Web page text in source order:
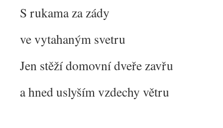
S rukama za zády
ve vytahaným svetru
Jen stěží domovní dveře zavřu
a hned uslyším vzdechy větru